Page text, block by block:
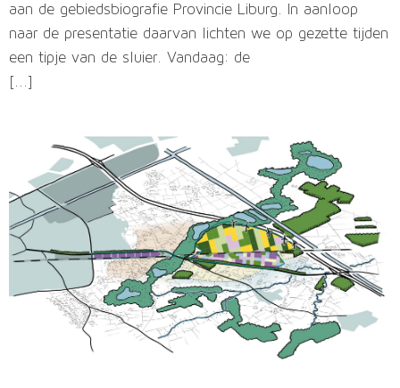
aan de gebiedsbiografie Provincie Liburg. In aanloop
naar de presentatie daarvan lichten we op gezette tijden
een tipje van de sluier. Vandaag: de
[...]